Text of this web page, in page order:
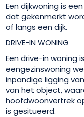
Een dijkwoning is
dat gekenmerkt
of langs een dijk.
DRIVE-IN WONING
Een drive-in woning
eengezinswoning
inpandige ligging
van het object,
hoofdwoonvertrek
is gesitueerd.